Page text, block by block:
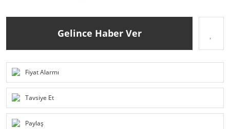
Gelince Haber Ver
Fiyat Alarmı
Tavsiye Et
Paylaş